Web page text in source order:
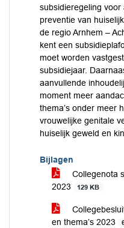
subsidieregeling voor
preventie van
de regio Arnhem –
kent een
moet worden
subsidiejaar.
aanvullende
moment meer
thema’s onder meer
vrouwelijke genitale
huiselijk geweld en
Bijlagen
Collegenota
2023
129 KB
en thema’s 2023